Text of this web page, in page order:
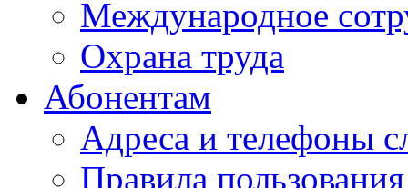
Международное
Охрана труда
Абонентам
Адреса и телефоны
Правила